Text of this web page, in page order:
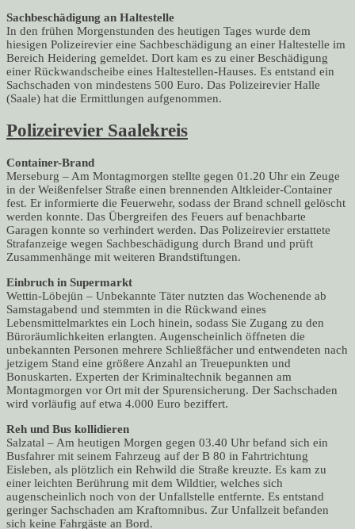
Sachbeschädigung an Haltestelle
In den frühen Morgenstunden des heutigen Tages wurde dem
hiesigen Polizeirevier eine Sachbeschädigung an einer Haltestelle im
Bereich Heidering gemeldet. Dort kam es zu einer Beschädigung
einer Rückwandscheibe eines Haltestellen-Hauses. Es entstand ein
Sachschaden von mindestens 500 Euro. Das Polizeirevier Halle
(Saale) hat die Ermittlungen aufgenommen.
Polizeirevier Saalekreis
Container-Brand
Merseburg – Am Montagmorgen stellte gegen 01.20 Uhr ein Zeuge
in der Weißenfelser Straße einen brennenden Altkleider-Container
fest. Er informierte die Feuerwehr, sodass der Brand schnell gelöscht
werden konnte. Das Übergreifen des Feuers auf benachbarte
Garagen konnte so verhindert werden. Das Polizeirevier erstattete
Strafanzeige wegen Sachbeschädigung durch Brand und prüft
Zusammenhänge mit weiteren Brandstiftungen.
Einbruch in Supermarkt
Wettin-Löbejün – Unbekannte Täter nutzten das Wochenende ab
Samstagabend und stemmten in die Rückwand eines
Lebensmittelmarktes ein Loch hinein, sodass Sie Zugang zu den
Büroräumlichkeiten erlangten. Augenscheinlich öffneten die
unbekannten Personen mehrere Schließfächer und entwendeten nach
jetzigem Stand eine größere Anzahl an Treuepunkten und
Bonuskarten. Experten der Kriminaltechnik begannen am
Montagmorgen vor Ort mit der Spurensicherung. Der Sachschaden
wird vorläufig auf etwa 4.000 Euro beziffert.
Reh und Bus kollidieren
Salzatal – Am heutigen Morgen gegen 03.40 Uhr befand sich ein
Busfahrer mit seinem Fahrzeug auf der B 80 in Fahrtrichtung
Eisleben, als plötzlich ein Rehwild die Straße kreuzte. Es kam zu
einer leichten Berührung mit dem Wildtier, welches sich
augenscheinlich noch von der Unfallstelle entfernte. Es entstand
geringer Sachschaden am Kraftomnibus. Zur Unfallzeit befanden
sich keine Fahrgäste an Bord.